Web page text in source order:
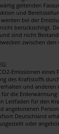
geltenden
und
bei der
berücksichtigt.
sind nicht
zwischen den
Emissionen eines
des Kraftstoffs
und anderen
die Erderwärmung
Leitfaden für den
angebotenen
Deutschland
oder